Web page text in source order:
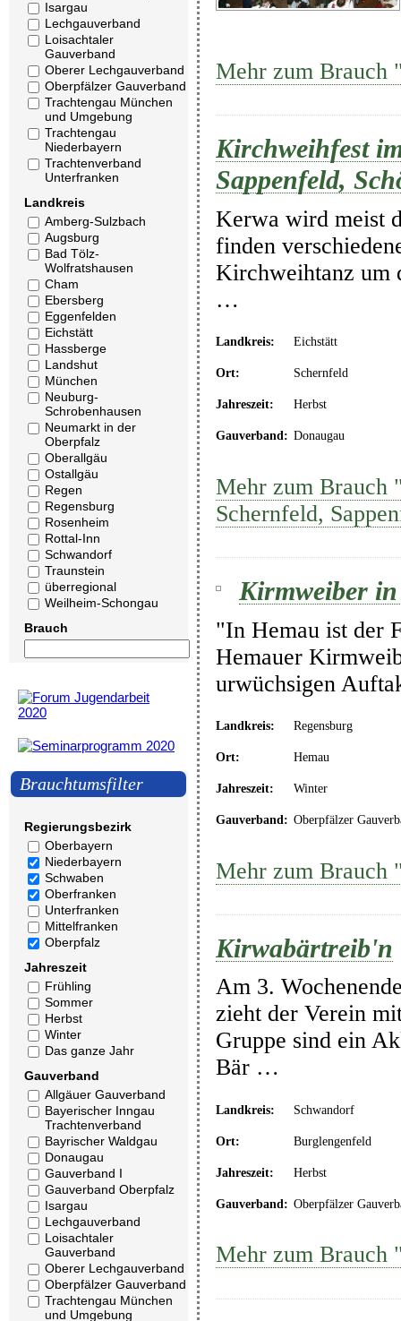
Isargau
Lechgauverband
Loisachtaler
Gauverband
Oberer Lechgauverband
Oberpfälzer Gauverband
Trachtengau München
und Umgebung
Trachtengau
Niederbayern
Trachtenverband
Unterfranken
Landkreis
Amberg-Sulzbach
Augsburg
Bad Tölz-
Wolfratshausen
Cham
Ebersberg
Eggenfelden
Eichstätt
Hassberge
Landshut
München
Neuburg-
Schrobenhausen
Neumarkt in der
Oberpfalz
Oberallgäu
Ostallgäu
Regen
Regensburg
Rosenheim
Rottal-Inn
Schwandorf
Traunstein
überregional
Weilheim-Schongau
Brauch
Brauchtumsfilter
Regierungsbezirk
Oberbayern
Niederbayern
Schwaben
Oberfranken
Unterfranken
Mittelfranken
Oberpfalz
Jahreszeit
Frühling
Sommer
Herbst
Winter
Das ganze Jahr
Gauverband
Allgäuer Gauverband
Bayerischer Inngau
Trachtenverband
Bayrischer Waldgau
Donaugau
Gauverband I
Gauverband Oberpfalz
Isargau
Lechgauverband
Loisachtaler
Gauverband
Oberer Lechgauverband
Oberpfälzer Gauverband
Trachtengau München
und Umgebung
Mehr zum Brauch
Kirchweihfest
Sappenfeld,
Kerwa wird meist
finden
Kirchweihtanz um
…
Landkreis: Eichstätt
Ort: Schernfeld
Jahreszeit: Herbst
Gauverband: Donaugau
Mehr zum Brauch
Schernfeld,
Kirmweiber
"In Hemau ist der
Hemauer
urwüchsigen
Landkreis: Regensburg
Ort: Hemau
Jahreszeit: Winter
Gauverband: Oberpfälzer
Mehr zum Brauch
Kirwabärtreib'n
Am 3.
zieht der Verein
Gruppe sind ein
Bär …
Landkreis: Schwandorf
Ort: Burglengenfeld
Jahreszeit: Herbst
Gauverband: Oberpfälzer
Mehr zum Brauch